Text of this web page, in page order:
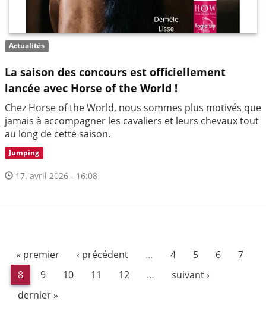
Actualités
La saison des concours est officiellement
lancée avec Horse of the World !
Chez Horse of the World, nous sommes plus motivés que
jamais à accompagner les cavaliers et leurs chevaux tout
au long de cette saison.
Jumping
17. avril 2026 - 16:08
« premier ‹ précédent … 4 5 6
7
8
9 10 11 12 …
suivant ›
dernier »